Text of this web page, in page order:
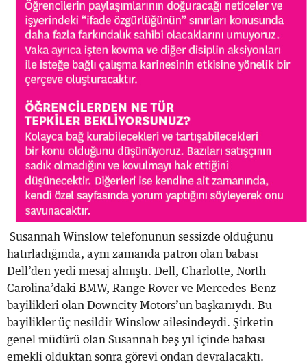
Susannah Winslow telefonunun sessizde olduğunu
hatırladığında, aynı zamanda patron olan babası
Dell’den yedi mesaj almıştı. Dell, Charlotte, North
Carolina’daki BMW, Range Rover ve Mercedes-Benz
bayilikleri olan Downcity Motors’un başkanıydı. Bu
bayilikler üç nesildir Winslow ailesindeydi. Şirketin
genel müdürü olan Susannah beş yıl içinde babası
emekli olduktan sonra görevi ondan devralacaktı.